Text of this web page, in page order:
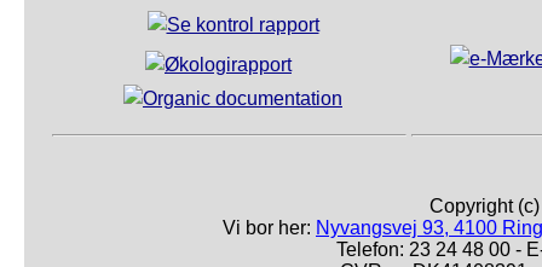
Copyright
Vi bor her: Nyvangsvej 93, 4100
Telefon: 23 24 48 00 -